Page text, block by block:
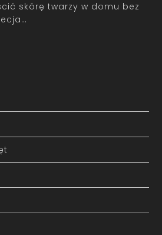
skórę twarzy w domu bez